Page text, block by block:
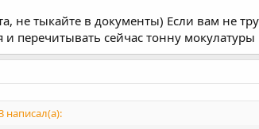
не тыкайте в документы) Если вам не
и перечитывать сейчас тонну
написал(а):